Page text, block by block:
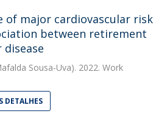
of major cardiovascular risk
between retirement
disease
Sousa-Uva). 2022. Work
DETALHES